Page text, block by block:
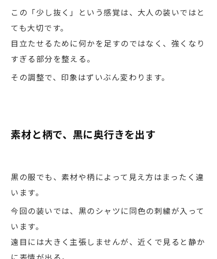
この「少し抜く」という感覚は、大人の装いではと
ても大切です。
目立たせるために何かを足すのではなく、強くなり
すぎる部分を整える。
その調整で、印象はずいぶん変わります。
素材と柄で、黒に奥行きを出す
黒の服でも、素材や柄によって見え方はまったく違
います。
今回の装いでは、黒のシャツに同色の刺繍が入って
います。
遠目には大きく主張しませんが、近くで見ると静か